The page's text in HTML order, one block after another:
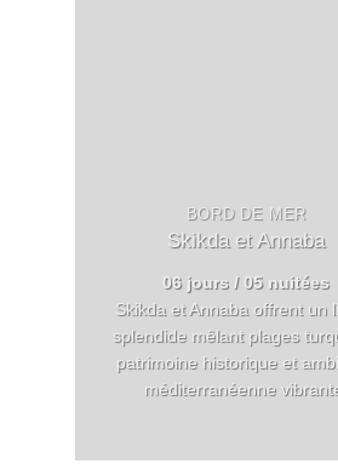
BORD DE MER
Skikda et Annaba
06 jours / 05 nuitées
Skikda et Annaba offrent un
splendide mêlant plages
patrimoine historique et
méditerranéenne